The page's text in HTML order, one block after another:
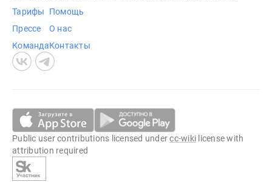
Тарифы
Прессе
Команда
Помощь
О нас
Контакты
Public user contributions licensed undercc-wiki license with
attribution required